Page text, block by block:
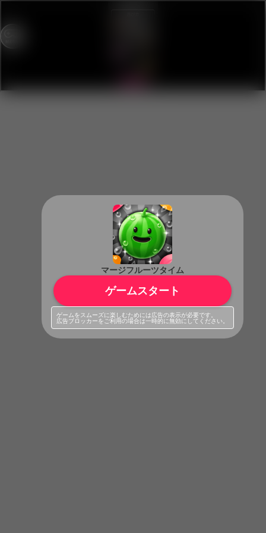
マージフルーツタイム
ゲームスタート
ゲームをスムーズに楽しむためには広告の表示が必要です。
広告ブロッカーをご利用の場合は一時的に無効にしてください。